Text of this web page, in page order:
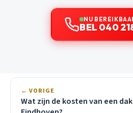
NU
BEL 040
← VORIGE
Wat zijn de kosten van een